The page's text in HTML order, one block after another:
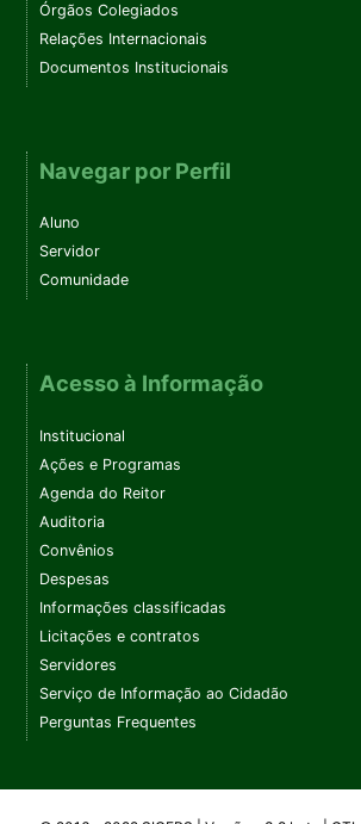
Órgãos Colegiados
Relações Internacionais
Documentos Institucionais
Navegar por Perfil
Aluno
Servidor
Comunidade
Acesso à Informação
Institucional
Ações e Programas
Agenda do Reitor
Auditoria
Convênios
Despesas
Informações classificadas
Licitações e contratos
Servidores
Serviço de Informação ao Cidadão
Perguntas Frequentes